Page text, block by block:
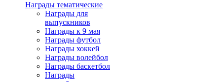
Награды тематические
Награды для
выпускников
Награды к 9 мая
Награды футбол
Награды хоккей
Награды волейбол
Награды баскетбол
Награды